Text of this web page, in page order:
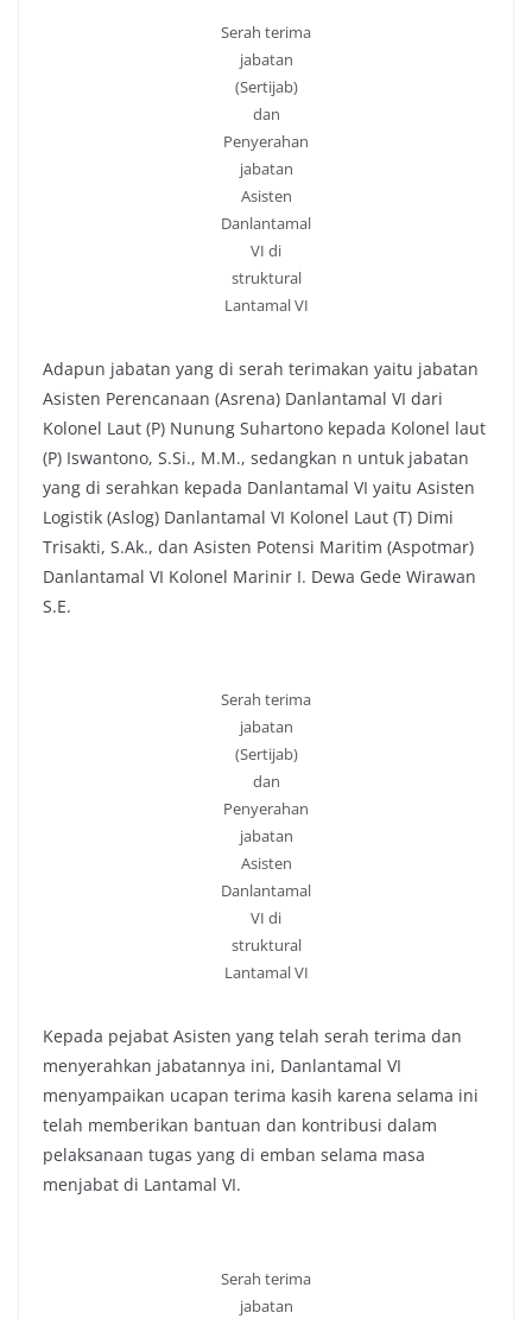
Serah terima
jabatan
(Sertijab)
dan
Penyerahan
jabatan
Asisten
Danlantamal
VI di
struktural
Lantamal VI
Adapun jabatan yang di serah terimakan yaitu jabatan
Asisten Perencanaan (Asrena) Danlantamal VI dari
Kolonel Laut (P) Nunung Suhartono kepada Kolonel laut
(P) Iswantono, S.Si., M.M., sedangkan n untuk jabatan
yang di serahkan kepada Danlantamal VI yaitu Asisten
Logistik (Aslog) Danlantamal VI Kolonel Laut (T) Dimi
Trisakti, S.Ak., dan Asisten Potensi Maritim (Aspotmar)
Danlantamal VI Kolonel Marinir I. Dewa Gede Wirawan
S.E.
Serah terima
jabatan
(Sertijab)
dan
Penyerahan
jabatan
Asisten
Danlantamal
VI di
struktural
Lantamal VI
Kepada pejabat Asisten yang telah serah terima dan
menyerahkan jabatannya ini, Danlantamal VI
menyampaikan ucapan terima kasih karena selama ini
telah memberikan bantuan dan kontribusi dalam
pelaksanaan tugas yang di emban selama masa
menjabat di Lantamal VI.
Serah terima
jabatan